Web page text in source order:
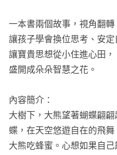
一本書兩個故事，視角翻轉
讓孩子學會換位思考、安定
讓寶貴思想從小住進心田，
盛開成朵朵智慧之花。
內容簡介：
大樹下，大熊望著蝴蝶翩
蝶，在天空悠遊自在的飛
大熊吃蜂蜜。心想如果自